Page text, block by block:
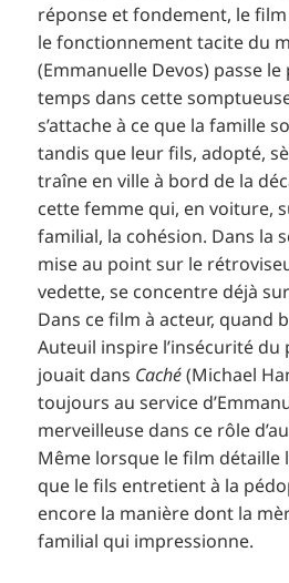
réponse et fondement, le
le fonctionnement tacite du
(Emmanuelle Devos) passe
temps dans cette
s’attache à ce que la famille
tandis que leur fils, adopté,
traîne en ville à bord de la
cette femme qui, en voiture,
familial, la cohésion. Dans la
mise au point sur le
vedette, se concentre déjà
Dans ce film à acteur, quand
Auteuil inspire l’insécurité du
jouait dans Caché(Michael
toujours au service
merveilleuse dans ce rôle
Même lorsque le film
que le fils entretient à la
encore la manière dont la
familial qui impressionne.